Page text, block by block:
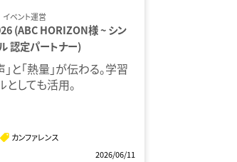
イベント運営
(ABC HORIZON様 ~ シン
認定パートナー)
と「熱量」が伝わる。学習
としても活用。
カンファレンス
2026/06/11